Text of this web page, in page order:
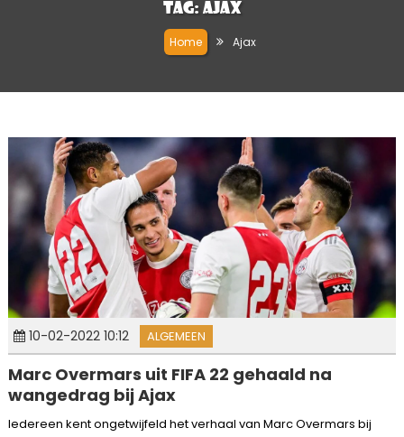
Tag: Ajax
Home Ajax
10-02-2022 10:12 ALGEMEEN
Marc Overmars uit FIFA 22 gehaald na
wangedrag bij Ajax
Iedereen kent ongetwijfeld het verhaal van Marc Overmars bij